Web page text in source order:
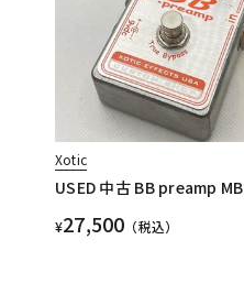
Xotic
USED 中古 BB preamp MB
¥27,500 （税込）